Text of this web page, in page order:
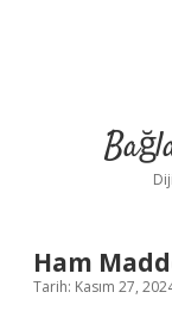
Ham
Tarih: Kasım 27,